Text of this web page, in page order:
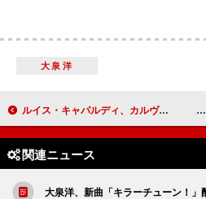
大泉洋
ルイス・キャパルディ、カルヴィン・ハリスとのコラボがリリースされなかった理由を明かす
関連ニュース
大泉洋、新曲「キラーチューン！